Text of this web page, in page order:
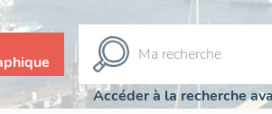
Accéder à la recherche